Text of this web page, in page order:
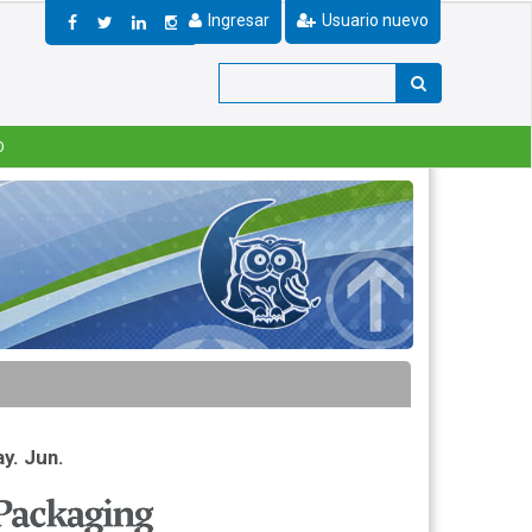
Ingresar Usuario nuevo
Jun.